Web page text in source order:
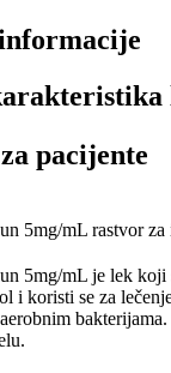
pacijente
5mg/mL rastvor
5mg/mL je lek koji
i koristi se za